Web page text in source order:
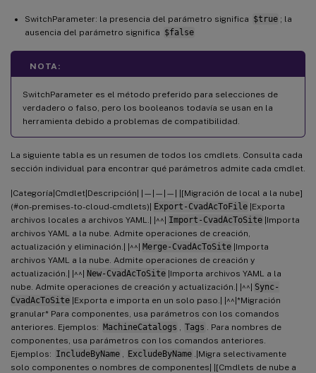
SwitchParameter: la presencia del parámetro significa $true ; la
ausencia del parámetro significa $false
NOTA:
SwitchParameter es el método preferido para selecciones de
verdadero o falso, pero los booleanos todavía se usan en la
herramienta debido a problemas de compatibilidad.
La siguiente tabla es un resumen de todos los cmdlets. Consulta cada
sección individual para encontrar qué parámetros admite cada cmdlet.
|Categoría|Cmdlet|Descripción| |—|—|—| |[Migración de local a la nube]
(#on-premises-to-cloud-cmdlets)| Export-CvadAcToFile |Exporta
archivos locales a archivos YAML.| |^^| Import-CvadAcToSite |Importa
archivos YAML a la nube. Admite operaciones de creación,
actualización y eliminación.| |^^| Merge-CvadAcToSite |Importa
archivos YAML a la nube. Admite operaciones de creación y
actualización.| |^^| New-CvadAcToSite |Importa archivos YAML a la
nube. Admite operaciones de creación y actualización.| |^^| Sync-
CvadAcToSite |Exporta e importa en un solo paso.| |^^|*Migración
granular* Para componentes, usa parámetros con los comandos
anteriores. Ejemplos: MachineCatalogs Tags
. Para nombres de
componentes, usa parámetros con los comandos anteriores.
Ejemplos: IncludeByName ExcludeByName .|Migra selectivamente
solo componentes o nombres de componentes| |[Cmdlets de nube a